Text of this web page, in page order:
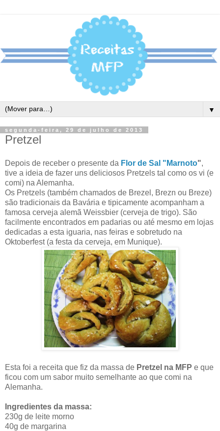
▼
segunda-feira, 29 de julho de 2013
Pretzel
Depois de receber o presente da Flor de Sal "Marnoto",
tive a ideia de fazer uns deliciosos Pretzels tal como os vi (e
comi) na Alemanha.
Os Pretzels (também chamados de Brezel, Brezn ou Breze)
são tradicionais da Bavária e tipicamente acompanham a
famosa cerveja alemã Weissbier (cerveja de trigo). São
facilmente encontrados em padarias ou até mesmo em lojas
dedicadas a esta iguaria, nas feiras e sobretudo na
Oktoberfest (a festa da cerveja, em Munique).
Esta foi a receita que fiz da massa de Pretzel na MFP e que
ficou com um sabor muito semelhante ao que comi na
Alemanha.
Ingredientes da massa:
230g de leite morno
40g de margarina